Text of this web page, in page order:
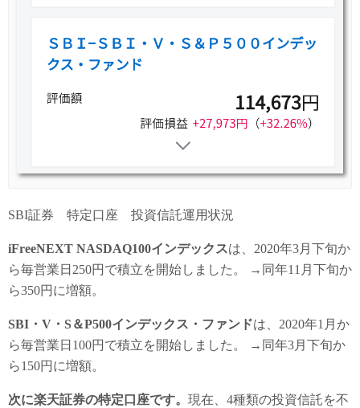
SBI証券 特定口座 投資信託運用状況
iFreeNEXT NASDAQ100インデックスは、2020年3月下旬か
ら毎営業日250円で積立を開始しました。 →同年11月下旬か
ら350円に増額。
SBI・V・S＆P500インデックス・ファンドは、2020年1月か
ら毎営業日100円で積立を開始しました。 →同年3月下旬か
ら150円に増額。
次に楽天証券の特定口座です。 現在、4種類の投資信託を不